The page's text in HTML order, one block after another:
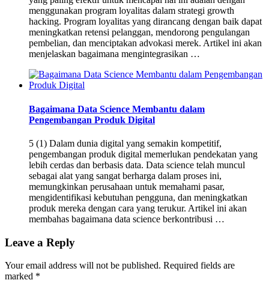
menggunakan program loyalitas dalam strategi growth
hacking. Program loyalitas yang dirancang dengan baik dapat
meningkatkan retensi pelanggan, mendorong pengulangan
pembelian, dan menciptakan advokasi merek. Artikel ini akan
menjelaskan bagaimana mengintegrasikan …
Bagaimana Data Science Membantu dalam
Pengembangan Produk Digital
5 (1) Dalam dunia digital yang semakin kompetitif,
pengembangan produk digital memerlukan pendekatan yang
lebih cerdas dan berbasis data. Data science telah muncul
sebagai alat yang sangat berharga dalam proses ini,
memungkinkan perusahaan untuk memahami pasar,
mengidentifikasi kebutuhan pengguna, dan meningkatkan
produk mereka dengan cara yang terukur. Artikel ini akan
membahas bagaimana data science berkontribusi …
Leave a Reply
Your email address will not be published. Required fields are
marked *